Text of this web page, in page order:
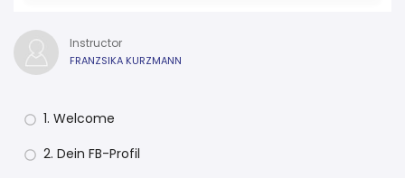
Instructor
FRANZSIKA KURZMANN
1. Welcome
2. Dein FB-Profil